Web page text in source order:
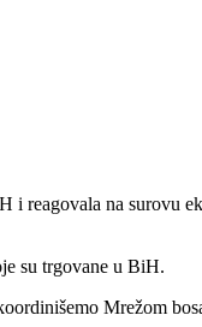
reagovala na surovu
su trgovane u BiH.
Mrežom